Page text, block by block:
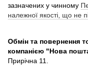
зазначених у чинному
належної якості, що не
Обмін та повернення
компанією "Нова
Прирічна 11.